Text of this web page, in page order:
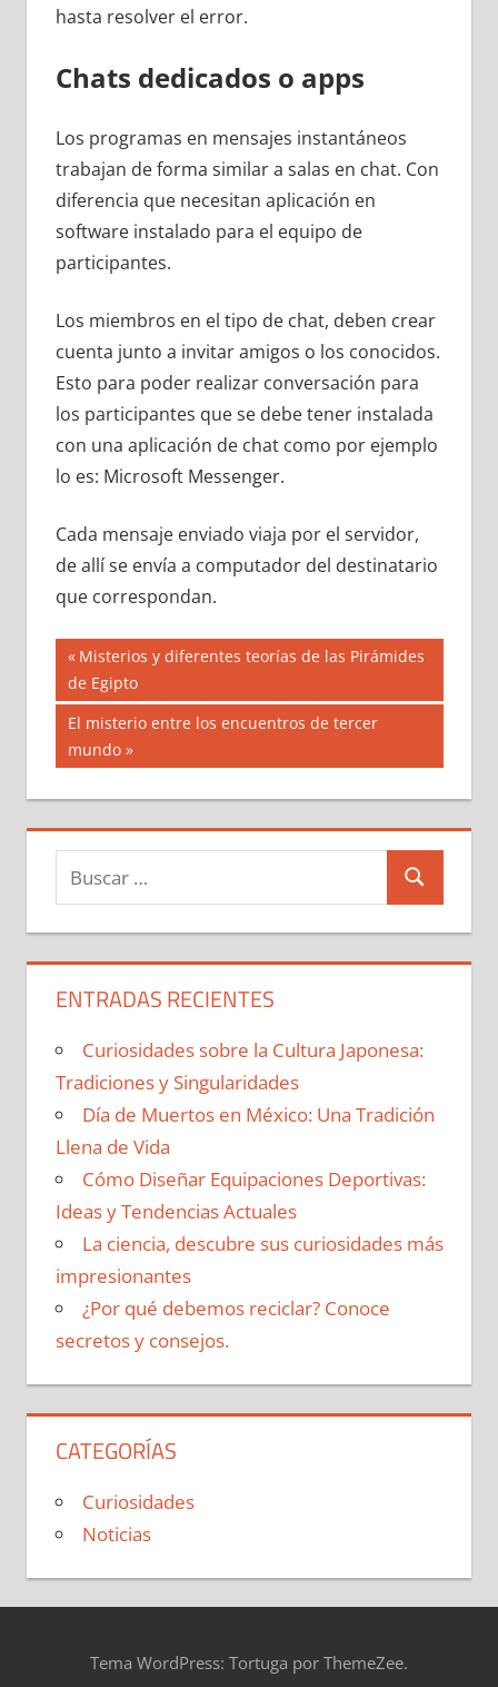
hasta resolver el error.
Chats dedicados o apps
Los programas en mensajes instantáneos
trabajan de forma similar a salas en chat. Con
diferencia que necesitan aplicación en
software instalado para el equipo de
participantes.
Los miembros en el tipo de chat, deben crear
cuenta junto a invitar amigos o los conocidos.
Esto para poder realizar conversación para
los participantes que se debe tener instalada
con una aplicación de chat como por ejemplo
lo es: Microsoft Messenger.
Cada mensaje enviado viaja por el servidor,
de allí se envía a computador del destinatario
que correspondan.
Navegación
de
entradas
Entrada
anterior:
Misterios y diferentes teorías de las Pirámides
de Egipto
Siguiente
entrada:
El misterio entre los encuentros de tercer
mundo
Buscar:
Buscar
ENTRADAS RECIENTES
Curiosidades sobre la Cultura Japonesa:
Tradiciones y Singularidades
Día de Muertos en México: Una Tradición
Llena de Vida
Cómo Diseñar Equipaciones Deportivas:
Ideas y Tendencias Actuales
La ciencia, descubre sus curiosidades más
impresionantes
¿Por qué debemos reciclar? Conoce
secretos y consejos.
CATEGORÍAS
Curiosidades
Noticias
Tema WordPress: Tortuga por ThemeZee.